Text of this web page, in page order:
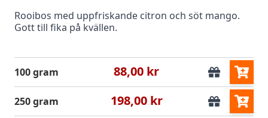
Rooibos med uppfriskande citron och söt mango.
Gott till fika på kvällen.
100 gram 88,00 kr
250 gram 198,00 kr